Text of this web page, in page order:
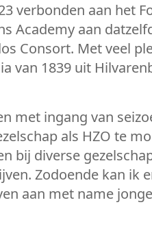
verbonden aan het
Academy aan
Consort. Met veel
van 1839 uit
met ingang van
als HZO te
bij diverse
Zodoende kan ik
aan met name